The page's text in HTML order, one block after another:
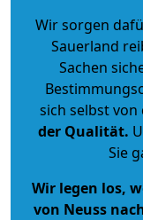
Wir sorgen
Sauerland
Sachen
sich selbst von
der Qualität.
Sie
Wir legen los,
von Neuss